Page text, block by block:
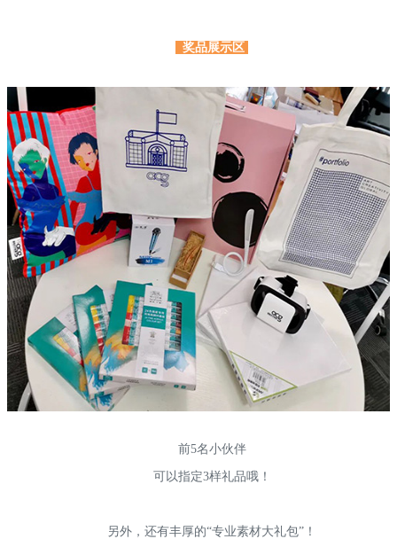
奖品展示区
前5名小伙伴
可以指定3样礼品哦！
另外，还有丰厚的“专业素材大礼包”！